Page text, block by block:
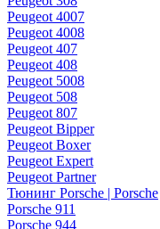
Peugeot 4007
Peugeot 4008
Peugeot 407
Peugeot 408
Peugeot 5008
Peugeot 508
Peugeot 807
Peugeot Bipper
Peugeot Boxer
Peugeot Expert
Peugeot Partner
Тюнинг Porsche | Porsche
Porsche 911
Porsche 944